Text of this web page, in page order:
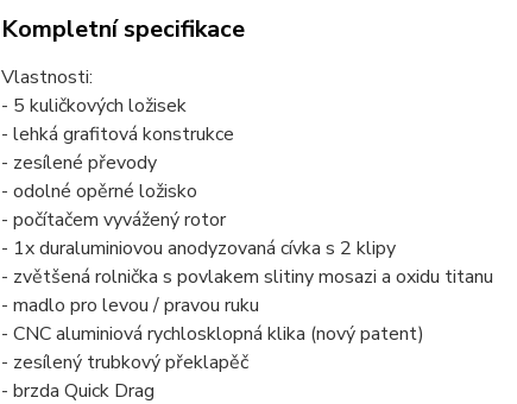
Kompletní specifikace
Vlastnosti:
- 5 kuličkových ložisek
- lehká grafitová konstrukce
- zesílené převody
- odolné opěrné ložisko
- počítačem vyvážený rotor
- 1x duraluminiovou anodyzovaná cívka s 2 klipy
- zvětšená rolnička s povlakem slitiny mosazi a oxidu titanu
- madlo pro levou / pravou ruku
- CNC aluminiová rychlosklopná klika (nový patent)
- zesílený trubkový překlapěč
- brzda Quick Drag